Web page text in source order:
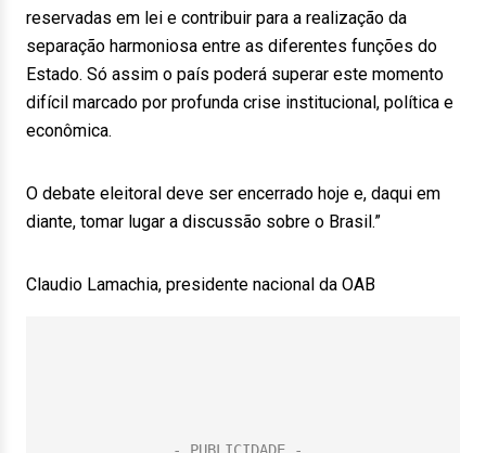
reservadas em lei e contribuir para a realização da
separação harmoniosa entre as diferentes funções do
Estado. Só assim o país poderá superar este momento
difícil marcado por profunda crise institucional, política e
econômica.
O debate eleitoral deve ser encerrado hoje e, daqui em
diante, tomar lugar a discussão sobre o Brasil.”
Claudio Lamachia, presidente nacional da OAB